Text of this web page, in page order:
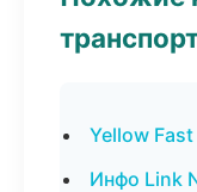
Yellow
Инфо Link